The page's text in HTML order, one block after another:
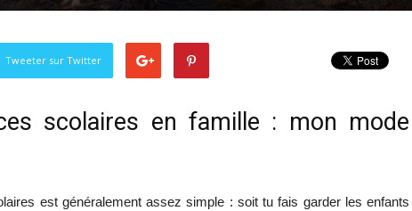
Tweeter sur Twitter
scolaires en famille : mon mode
est généralement assez simple : soit tu fais garder les enfants